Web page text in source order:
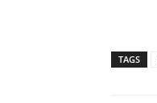
TAGS